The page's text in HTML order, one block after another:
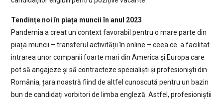
Tendințe noi în piața muncii în anul 2023
Pandemia a creat un context favorabil pentru o mare parte din
piața muncii – transferul activității în online – ceea ce a facilitat
intrarea unor companii foarte mari din America și Europa care
pot să angajeze și să contracteze specialiști și profesioniști din
România, țara noastră fiind de altfel cunoscută pentru un bazin
bun de candidați vorbitori de limba engleză. Astfel, profesioniștii